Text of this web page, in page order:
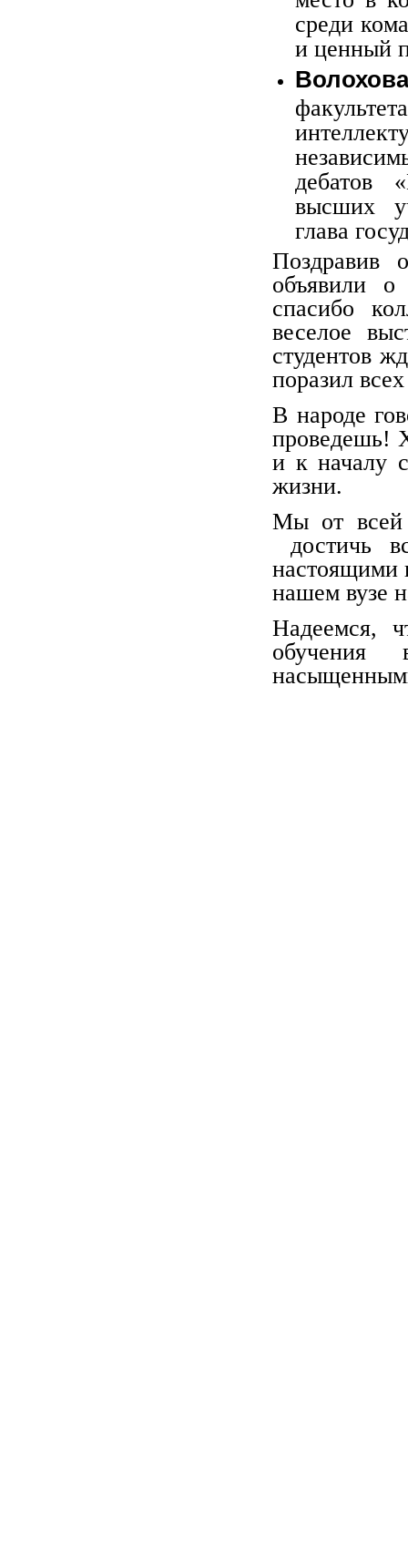
среди
и ценный
дебатов
высших
глава
Поздравив
объявили о
спасибо
веселое
студентов
поразил
В народе
проведешь!
и к началу
жизни.
Мы от всей
достичь
настоящими
нашем вузе
Надеемся,